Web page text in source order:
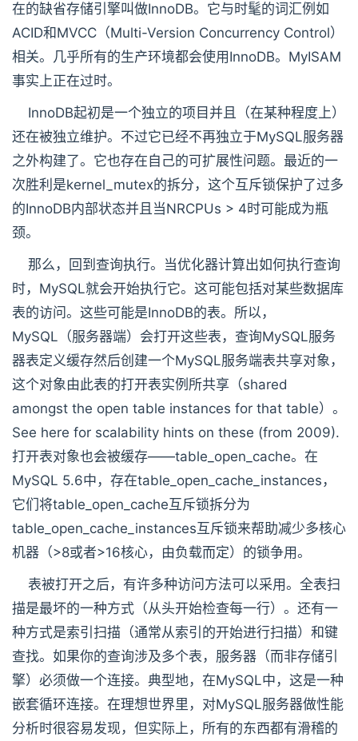
在的缺省存储引擎叫做InnoDB。它与时髦的词汇例如
ACID和MVCC（Multi-Version Concurrency Control）
相关。几乎所有的生产环境都会使用InnoDB。MyISAM
事实上正在过时。
InnoDB起初是一个独立的项目并且（在某种程度上）
还在被独立维护。不过它已经不再独立于MySQL服务器
之外构建了。它也存在自己的可扩展性问题。最近的一
次胜利是kernel_mutex的拆分，这个互斥锁保护了过多
的InnoDB内部状态并且当NRCPUs > 4时可能成为瓶
颈。
那么，回到查询执行。当优化器计算出如何执行查询
时，MySQL就会开始执行它。这可能包括对某些数据库
表的访问。这些可能是InnoDB的表。所以，
MySQL（服务器端）会打开这些表，查询MySQL服务
器表定义缓存然后创建一个MySQL服务端表共享对象，
这个对象由此表的打开表实例所共享（shared
amongst the open table instances for that table）。
See here for scalability hints on these (from 2009).
打开表对象也会被缓存——table_open_cache。在
MySQL 5.6中，存在table_open_cache_instances，
它们将table_open_cache互斥锁拆分为
table_open_cache_instances互斥锁来帮助减少多核心
机器（>8或者>16核心，由负载而定）的锁争用。
表被打开之后，有许多种访问方法可以采用。全表扫
描是最坏的一种方式（从头开始检查每一行）。还有一
种方式是索引扫描（通常从索引的开始进行扫描）和键
查找。如果你的查询涉及多个表，服务器（而非存储引
擎）必须做一个连接。典型地，在MySQL中，这是一种
嵌套循环连接。在理想世界里，对MySQL服务器做性能
分析时很容易发现，但实际上，所有的东西都有滑稽的